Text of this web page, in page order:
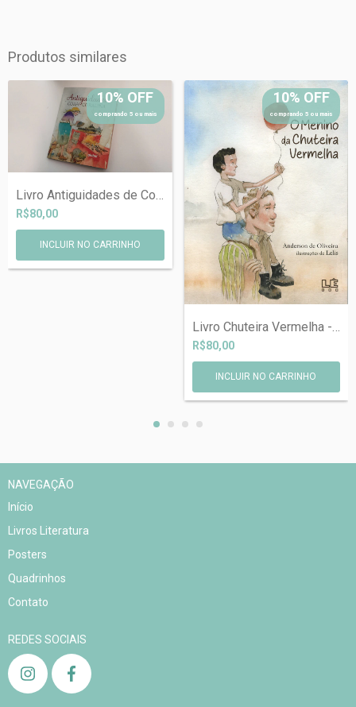
Produtos similares
10% OFF
comprando 5 ou mais
Livro Antiguidades de Cora Coralina com...
R$80,00
10% OFF
comprando 5 ou mais
Livro Chuteira Vermelha - Com autógrado...
R$80,00
NAVEGAÇÃO
Início
Livros Literatura
Posters
Quadrinhos
Contato
REDES SOCIAIS